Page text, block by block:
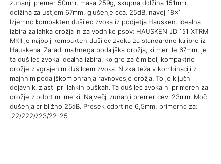
zunanji premer 50mm, masa 259g, skupna dolžina 151mm,
dolžina za ustjem 67mm, glušenje cca. 25dB, navoj 18×1
Izjemno kompakten dušilec zvoka iz podjetja Hausken. Idealna
izbira za lahka orožja in za vodnike psov: HAUSKEN JD 151 XTRM
MKII je najbolj kompakten dušilec zvoka za standardne kalibre iz
Hauskena. Zaradi majhnega podaljška orožja, ki meri le 67mm, je
ta dušilec zvoka idealna izbira, ko gre za čim bolj kompaktno
orožje z vgrajenim dušilcem zvoka. Nizka teža v kombinaciji z
majhnim podaljškom ohranja ravnovesje orožja. To je ključni
dejavnik, zlasti pri lahkih puškah. Ta dušilec zvoka ni primeren za
orožje z odprtimi merki. Največji zunanji premer cevi 23mm. Moč
dušenja približno 25dB. Presek odprtine 6,5mm, primerno za:
.22/222/223/22-25